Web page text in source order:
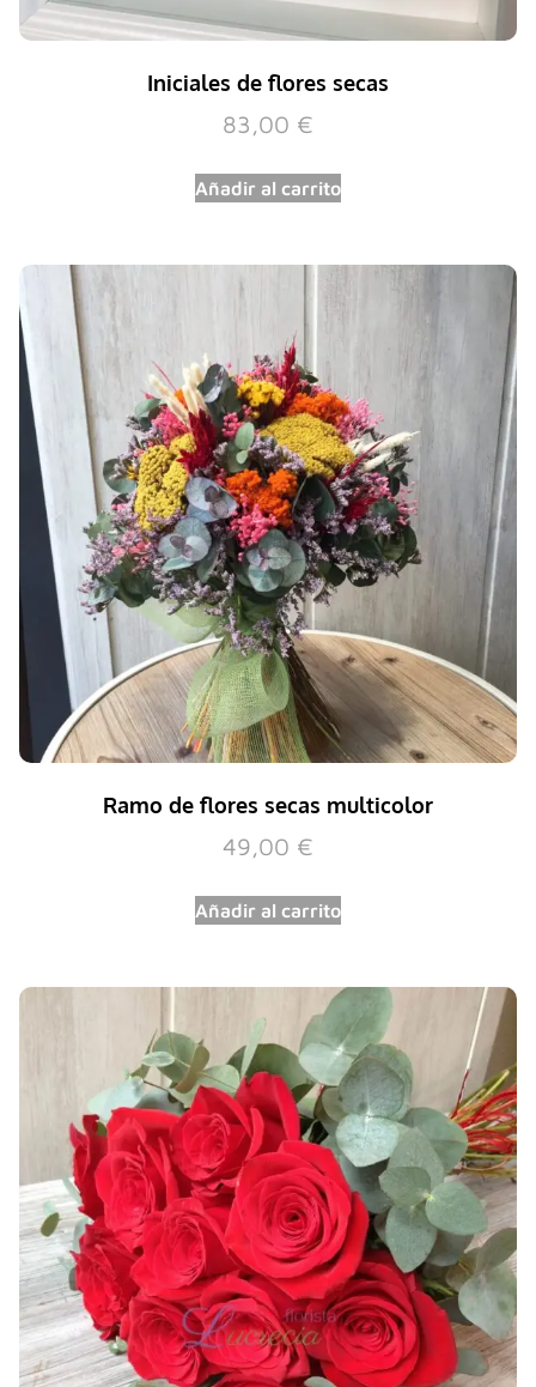
Iniciales de flores secas
83,00 €
Añadir al carrito
Ramo de flores secas multicolor
49,00 €
Añadir al carrito